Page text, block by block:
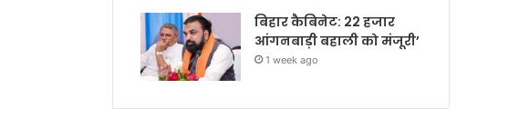
बिहार कैबिनेट: 22 हजार
आंगनबाड़ी बहाली को मंजूरी’
1 week ago